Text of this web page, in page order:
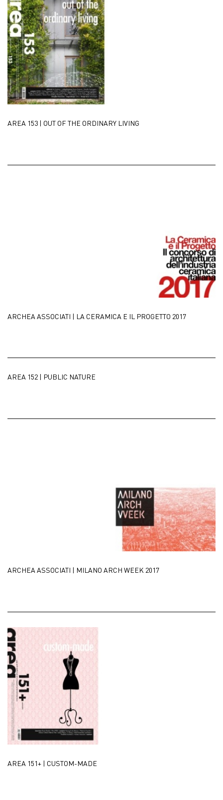
AREA 153 | OUT OF THE ORDINARY LIVING
ARCHEA ASSOCIATI | LA CERAMICA E IL PROGETTO 2017
AREA 152 | PUBLIC NATURE
ARCHEA ASSOCIATI | MILANO ARCH WEEK 2017
AREA 151+ | CUSTOM-MADE